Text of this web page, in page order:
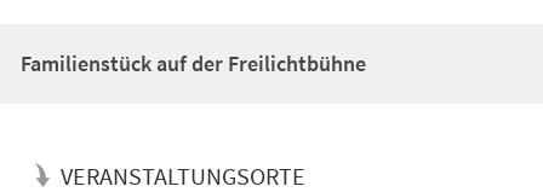
Familienstück auf der Freilichtbühne
VERANSTALTUNGSORTE